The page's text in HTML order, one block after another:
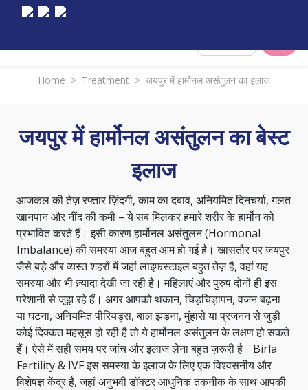
Home > Treatment > जयपुर में हार्मोनल असंतुलन का इलाज
जयपुर में हार्मोनल असंतुलन का बेस्ट
इलाज
आजकल की तेज़ रफ्तार ज़िंदगी, काम का दबाव, अनियमित दिनचर्या, गलत
खानपान और नींद की कमी – ये सब मिलकर हमारे शरीर के हार्मोन को
प्रभावित करते हैं। इसी कारणहार्मोनल असंतुलन(Hormonal
Imbalance) की समस्या आज बहुत आम हो गई है। खासतौर पर जयपुर
जैसे बड़े और व्यस्त शहरों में जहां लाइफस्टाइल बहुत तेज़ है, वहां यह
समस्या और भी ज़्यादा देखी जा रही है। महिलाएं और पुरुष दोनों ही इस
परेशानी से जूझ रहे हैं। अगर आपको थकान, चिड़चिड़ापन, वजन बढ़ना
या घटना, अनियमित पीरियड्स, बाल झड़ना, मुंहासे या प्रजनन से जुड़ी
कोई दिक्कत महसूस हो रही है तो ये हार्मोनल असंतुलन के लक्षण हो सकते
हैं। ऐसे में सही समय पर जांच और इलाज लेना बहुत ज़रूरी है। Birla
Fertility & IVF इस समस्या के इलाज के लिए एक विश्वसनीय और
विशेषज्ञ केंद्र है, जहां अनुभवी डॉक्टर आधुनिक तकनीक के साथ आपकी